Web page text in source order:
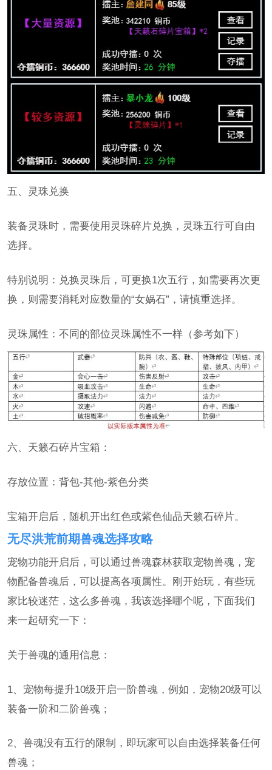
五、灵珠兑换
装备灵珠时，需要使用灵珠碎片兑换，灵珠五行可自由
选择。
特别说明：兑换灵珠后，可更换1次五行，如需要再次更
换，则需要消耗对应数量的“女娲石”，请慎重选择。
灵珠属性：不同的部位灵珠属性不一样（参考如下）
六、天籁石碎片宝箱：
存放位置：背包-其他-紫色分类
宝箱开启后，随机开出红色或紫色仙品天籁石碎片。
无尽洪荒前期兽魂选择攻略
宠物功能开启后，可以通过兽魂森林获取宠物兽魂，宠
物配备兽魂后，可以提高各项属性。刚开始玩，有些玩
家比较迷茫，这么多兽魂，我该选择哪个呢，下面我们
来一起研究一下：
关于兽魂的通用信息：
1、宠物每提升10级开启一阶兽魂，例如，宠物20级可以
装备一阶和二阶兽魂；
2、兽魂没有五行的限制，即玩家可以自由选择装备任何
兽魂；